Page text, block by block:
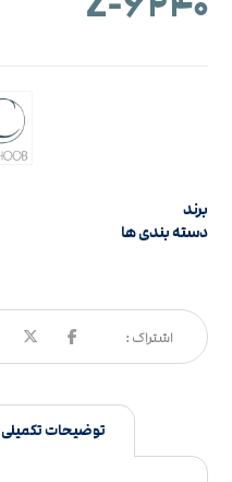
برند
دسته بندی ها
توضیحات تکمیلی